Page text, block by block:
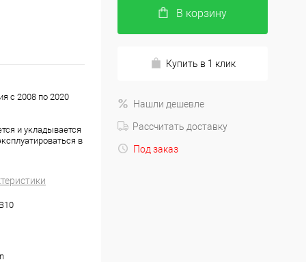
с 2008 по 2020
и укладывается
в
В корзину
Купить в 1 клик
Нашли дешевле
Рассчитать доставку
Под заказ